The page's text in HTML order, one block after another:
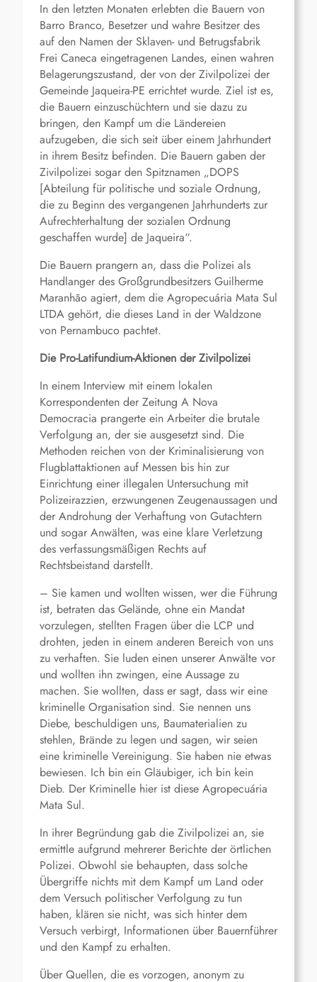
In den letzten Monaten erlebten die Bauern von
Barro Branco, Besetzer und wahre Besitzer des
auf den Namen der Sklaven- und Betrugsfabrik
Frei Caneca eingetragenen Landes, einen wahren
Belagerungszustand, der von der Zivilpolizei der
Gemeinde Jaqueira-PE errichtet wurde. Ziel ist es,
die Bauern einzuschüchtern und sie dazu zu
bringen, den Kampf um die Ländereien
aufzugeben, die sich seit über einem Jahrhundert
in ihrem Besitz befinden. Die Bauern gaben der
Zivilpolizei sogar den Spitznamen „DOPS
[Abteilung für politische und soziale Ordnung,
die zu Beginn des vergangenen Jahrhunderts zur
Aufrechterhaltung der sozialen Ordnung
geschaffen wurde] de Jaqueira“.
Die Bauern prangern an, dass die Polizei als
Handlanger des Großgrundbesitzers Guilherme
Maranhão agiert, dem die Agropecuária Mata Sul
LTDA gehört, die dieses Land in der Waldzone
von Pernambuco pachtet.
Die Pro-Latifundium-Aktionen der Zivilpolizei
In einem Interview mit einem lokalen
Korrespondenten der Zeitung A Nova
Democracia prangerte ein Arbeiter die brutale
Verfolgung an, der sie ausgesetzt sind. Die
Methoden reichen von der Kriminalisierung von
Flugblattaktionen auf Messen bis hin zur
Einrichtung einer illegalen Untersuchung mit
Polizeirazzien, erzwungenen Zeugenaussagen und
der Androhung der Verhaftung von Gutachtern
und sogar Anwälten, was eine klare Verletzung
des verfassungsmäßigen Rechts auf
Rechtsbeistand darstellt.
– Sie kamen und wollten wissen, wer die Führung
ist, betraten das Gelände, ohne ein Mandat
vorzulegen, stellten Fragen über die LCP und
drohten, jeden in einem anderen Bereich von uns
zu verhaften. Sie luden einen unserer Anwälte vor
und wollten ihn zwingen, eine Aussage zu
machen. Sie wollten, dass er sagt, dass wir eine
kriminelle Organisation sind. Sie nennen uns
Diebe, beschuldigen uns, Baumaterialien zu
stehlen, Brände zu legen und sagen, wir seien
eine kriminelle Vereinigung. Sie haben nie etwas
bewiesen. Ich bin ein Gläubiger, ich bin kein
Dieb. Der Kriminelle hier ist diese Agropecuária
Mata Sul.
In ihrer Begründung gab die Zivilpolizei an, sie
ermittle aufgrund mehrerer Berichte der örtlichen
Polizei. Obwohl sie behaupten, dass solche
Übergriffe nichts mit dem Kampf um Land oder
dem Versuch politischer Verfolgung zu tun
haben, klären sie nicht, was sich hinter dem
Versuch verbirgt, Informationen über Bauernführer
und den Kampf zu erhalten.
Über Quellen, die es vorzogen, anonym zu